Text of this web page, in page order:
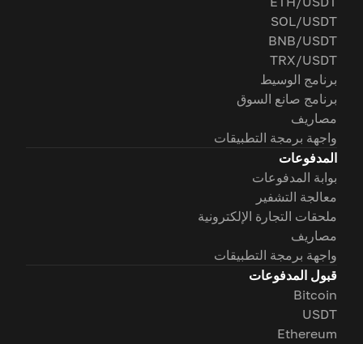
SOL/USDT
BNB/USDT
TRX/USDT
برنامج الوسيط
برنامج صانع السوق
مصاريف
واجهة برمجة التطبيقات
المدفوعات
بوابة المدفوعات
معالجة التشفير
ملحقات التجارة الإلكترونية
مصاريف
واجهة برمجة التطبيقات
قبول المدفوعات
Bitcoin
USDT
Ethereum